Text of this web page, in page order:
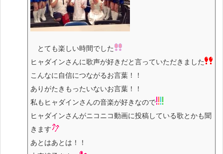
とても楽しい時間でした
ヒャダインさんに歌声が好きだと言っていただきました
こんなに自信につながるお言葉！！
ありがたきもったいないお言葉！！
私もヒャダインさんの音楽が好きなので
ヒャダインさんがニコニコ動画に投稿している歌とかも聞
きます
あとはあとは！！